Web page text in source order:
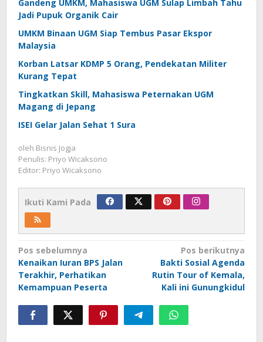
Gandeng UMKM, Mahasiswa UGM Sulap Limbah Tahu
Jadi Pupuk Organik Cair
UMKM Binaan UGM Siap Tembus Pasar Ekspor
Malaysia
Korban Latsar KDMP 5 Orang, Pendekatan Militer
Kurang Tepat
Tingkatkan Skill, Mahasiswa Peternakan UGM
Magang di Jepang
ISEI Gelar Jalan Sehat 1 Sura
oleh Bisnis Jogja
Penulis: Priyo Wicaksono
Editor: Priyo Wicaksono
Ikuti Kami Pada
Navigasi
pos
Pos sebelumnya
Kenaikan Iuran BPS Jalan
Terakhir, Perhatikan
Kemampuan Peserta
Pos berikutnya
Bakti Sosial Agenda
Rutin Tour of Kemala,
Kali ini Gunungkidul